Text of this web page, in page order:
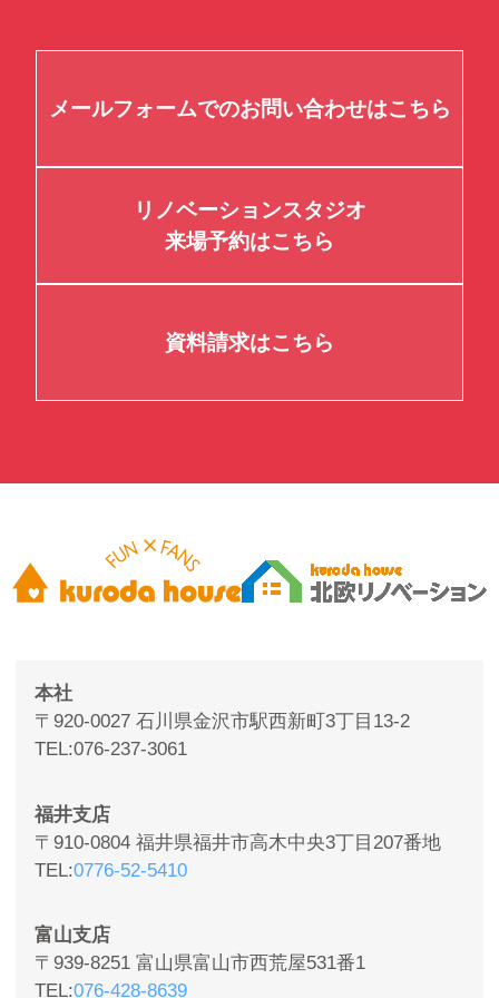
メールフォームでのお問い合わせはこちら
リノベーションスタジオ
来場予約はこちら
資料請求はこちら
本社
〒920-0027 石川県金沢市駅西新町3丁目13-2
TEL 076-237-3061
福井支店
〒910-0804 福井県福井市高木中央3丁目207番地
TEL 0776-52-5410
富山支店
〒939-8251 富山県富山市西荒屋531番1
TEL 076-428-8639